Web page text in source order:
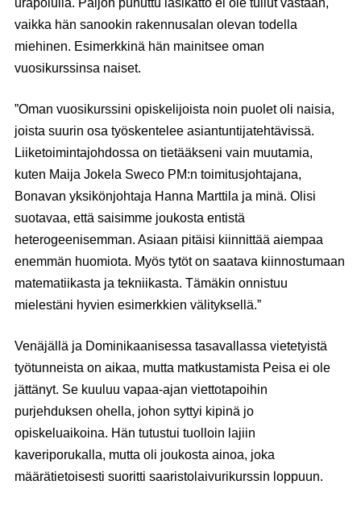
urapolulla. Paljon puhuttu lasikatto ei ole tullut vastaan,
vaikka hän sanookin rakennusalan olevan todella
miehinen. Esimerkkinä hän mainitsee oman
vuosikurssinsa naiset.
”Oman vuosikurssini opiskelijoista noin puolet oli naisia,
joista suurin osa työskentelee asiantuntijatehtävissä.
Liiketoimintajohdossa on tietääkseni vain muutamia,
kuten Maija Jokela Sweco PM:n toimitusjohtajana,
Bonavan yksikönjohtaja Hanna Marttila ja minä. Olisi
suotavaa, että saisimme joukosta entistä
heterogeenisemman. Asiaan pitäisi kiinnittää aiempaa
enemmän huomiota. Myös tytöt on saatava kiinnostumaan
matematiikasta ja tekniikasta. Tämäkin onnistuu
mielestäni hyvien esimerkkien välityksellä.”
Venäjällä ja Dominikaanisessa tasavallassa vietetyistä
työtunneista on aikaa, mutta matkustamista Peisa ei ole
jättänyt. Se kuuluu vapaa-ajan viettotapoihin
purjehduksen ohella, johon syttyi kipinä jo
opiskeluaikoina. Hän tutustui tuolloin lajiin
kaveriporukalla, mutta oli joukosta ainoa, joka
määrätietoisesti suoritti saaristolaivurikurssin loppuun.